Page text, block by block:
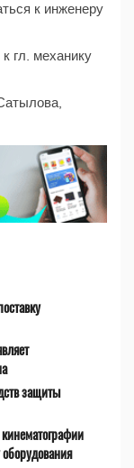
к инженеру
гл. механику
защиты